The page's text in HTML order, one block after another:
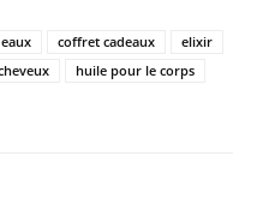
coffret cadeaux
elixir
huile pour le corps